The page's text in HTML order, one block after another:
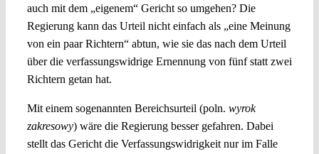
auch mit dem „eigenem“ Gericht so umgehen? Die
Regierung kann das Urteil nicht einfach als „eine Meinung
von ein paar Richtern“ abtun, wie sie das nach dem Urteil
über die verfassungswidrige Ernennung von fünf statt zwei
Richtern getan hat.
Mit einem sogenannten Bereichsurteil (poln. wyrok
zakresowy) wäre die Regierung besser gefahren. Dabei
stellt das Gericht die Verfassungswidrigkeit nur im Falle